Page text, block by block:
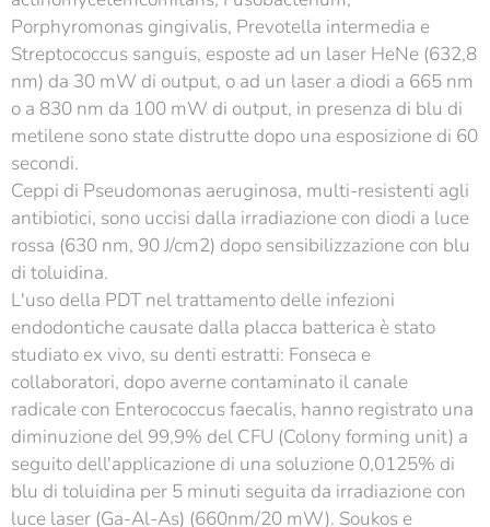
Porphyromonas gingivalis, Prevotella intermedia e
Streptococcus sanguis, esposte ad un laser HeNe (632,8
nm) da 30 mW di output, o ad un laser a diodi a 665 nm
o a 830 nm da 100 mW di output, in presenza di blu di
metilene sono state distrutte dopo una esposizione di 60
secondi.
Ceppi di Pseudomonas aeruginosa, multi-resistenti agli
antibiotici, sono uccisi dalla irradiazione con diodi a luce
rossa (630 nm, 90 J/cm2) dopo sensibilizzazione con blu
di toluidina.
L'uso della PDT nel trattamento delle infezioni
endodontiche causate dalla placca batterica è stato
studiato ex vivo, su denti estratti: Fonseca e
collaboratori, dopo averne contaminato il canale
radicale con Enterococcus faecalis, hanno registrato una
diminuzione del 99,9% del CFU (Colony forming unit) a
seguito dell'applicazione di una soluzione 0,0125% di
blu di toluidina per 5 minuti seguita da irradiazione con
luce laser (Ga-Al-As) (660nm/20 mW). Soukos e